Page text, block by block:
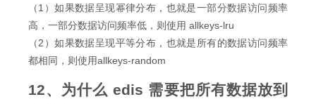
（1）如果数据呈现幂律分布，也就是一部分数据访问频率
高，一部分数据访问频率低，则使用 allkeys-lru
（2）如果数据呈现平等分布，也就是所有的数据访问频率
都相同，则使用allkeys-random
12、为什么 edis 需要把所有数据放到